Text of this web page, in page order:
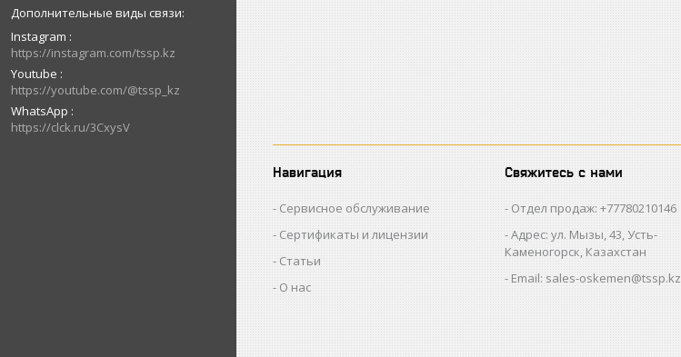
Instagram
https://instagram.com/tssp.kz
Youtube
https://youtube.com/@tssp_kz
WhatsApp
https://clck.ru/3CxysV
Навигация
Сервисное обслуживание
Сертификаты и лицензии
Статьи
О нас
Свяжитесь с нами
Отдел продаж: +77780210146
Адрес: ул. Мызы, 43, Усть-
Каменогорск, Казахстан
Email: sales-oskemen@tssp.kz